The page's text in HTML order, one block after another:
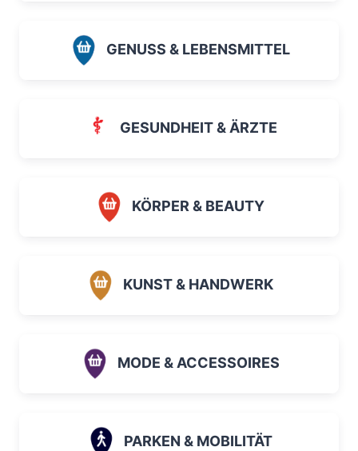
GENUSS & LEBENSMITTEL
GESUNDHEIT & ÄRZTE
KÖRPER & BEAUTY
KUNST & HANDWERK
MODE & ACCESSOIRES
PARKEN & MOBILITÄT